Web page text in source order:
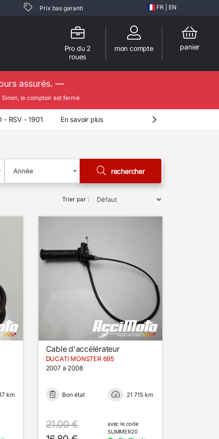
Prix bas garanti FR EN
panier
mon compte
Pro du 2
roues
assurés. —
Sinon, le comptoir est fermé
En savoir plus
Année rechercher
Trier par :
km
Cable d'accélérateur
DUCATI MONSTER 695
2007 à 2008
Bon état 21 715 km
21.00 €
avec le code
SUMMER20